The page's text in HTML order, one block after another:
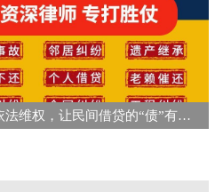
哈尔滨依法维权，让民间借贷的“债”有着落